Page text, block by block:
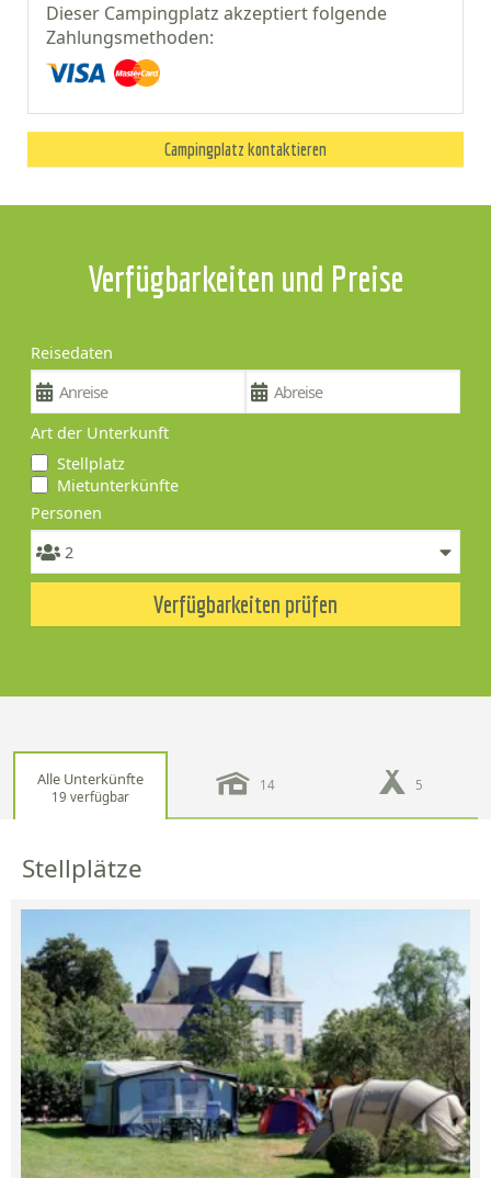
Dieser Campingplatz akzeptiert folgende
Zahlungsmethoden:
Campingplatz kontaktieren
Verfügbarkeiten und Preise
Reisedaten
Art der Unterkunft
Stellplatz
Mietunterkünfte
Personen
Verfügbarkeiten prüfen
Alle Unterkünfte
19 verfügbar
14 5
Stellplätze